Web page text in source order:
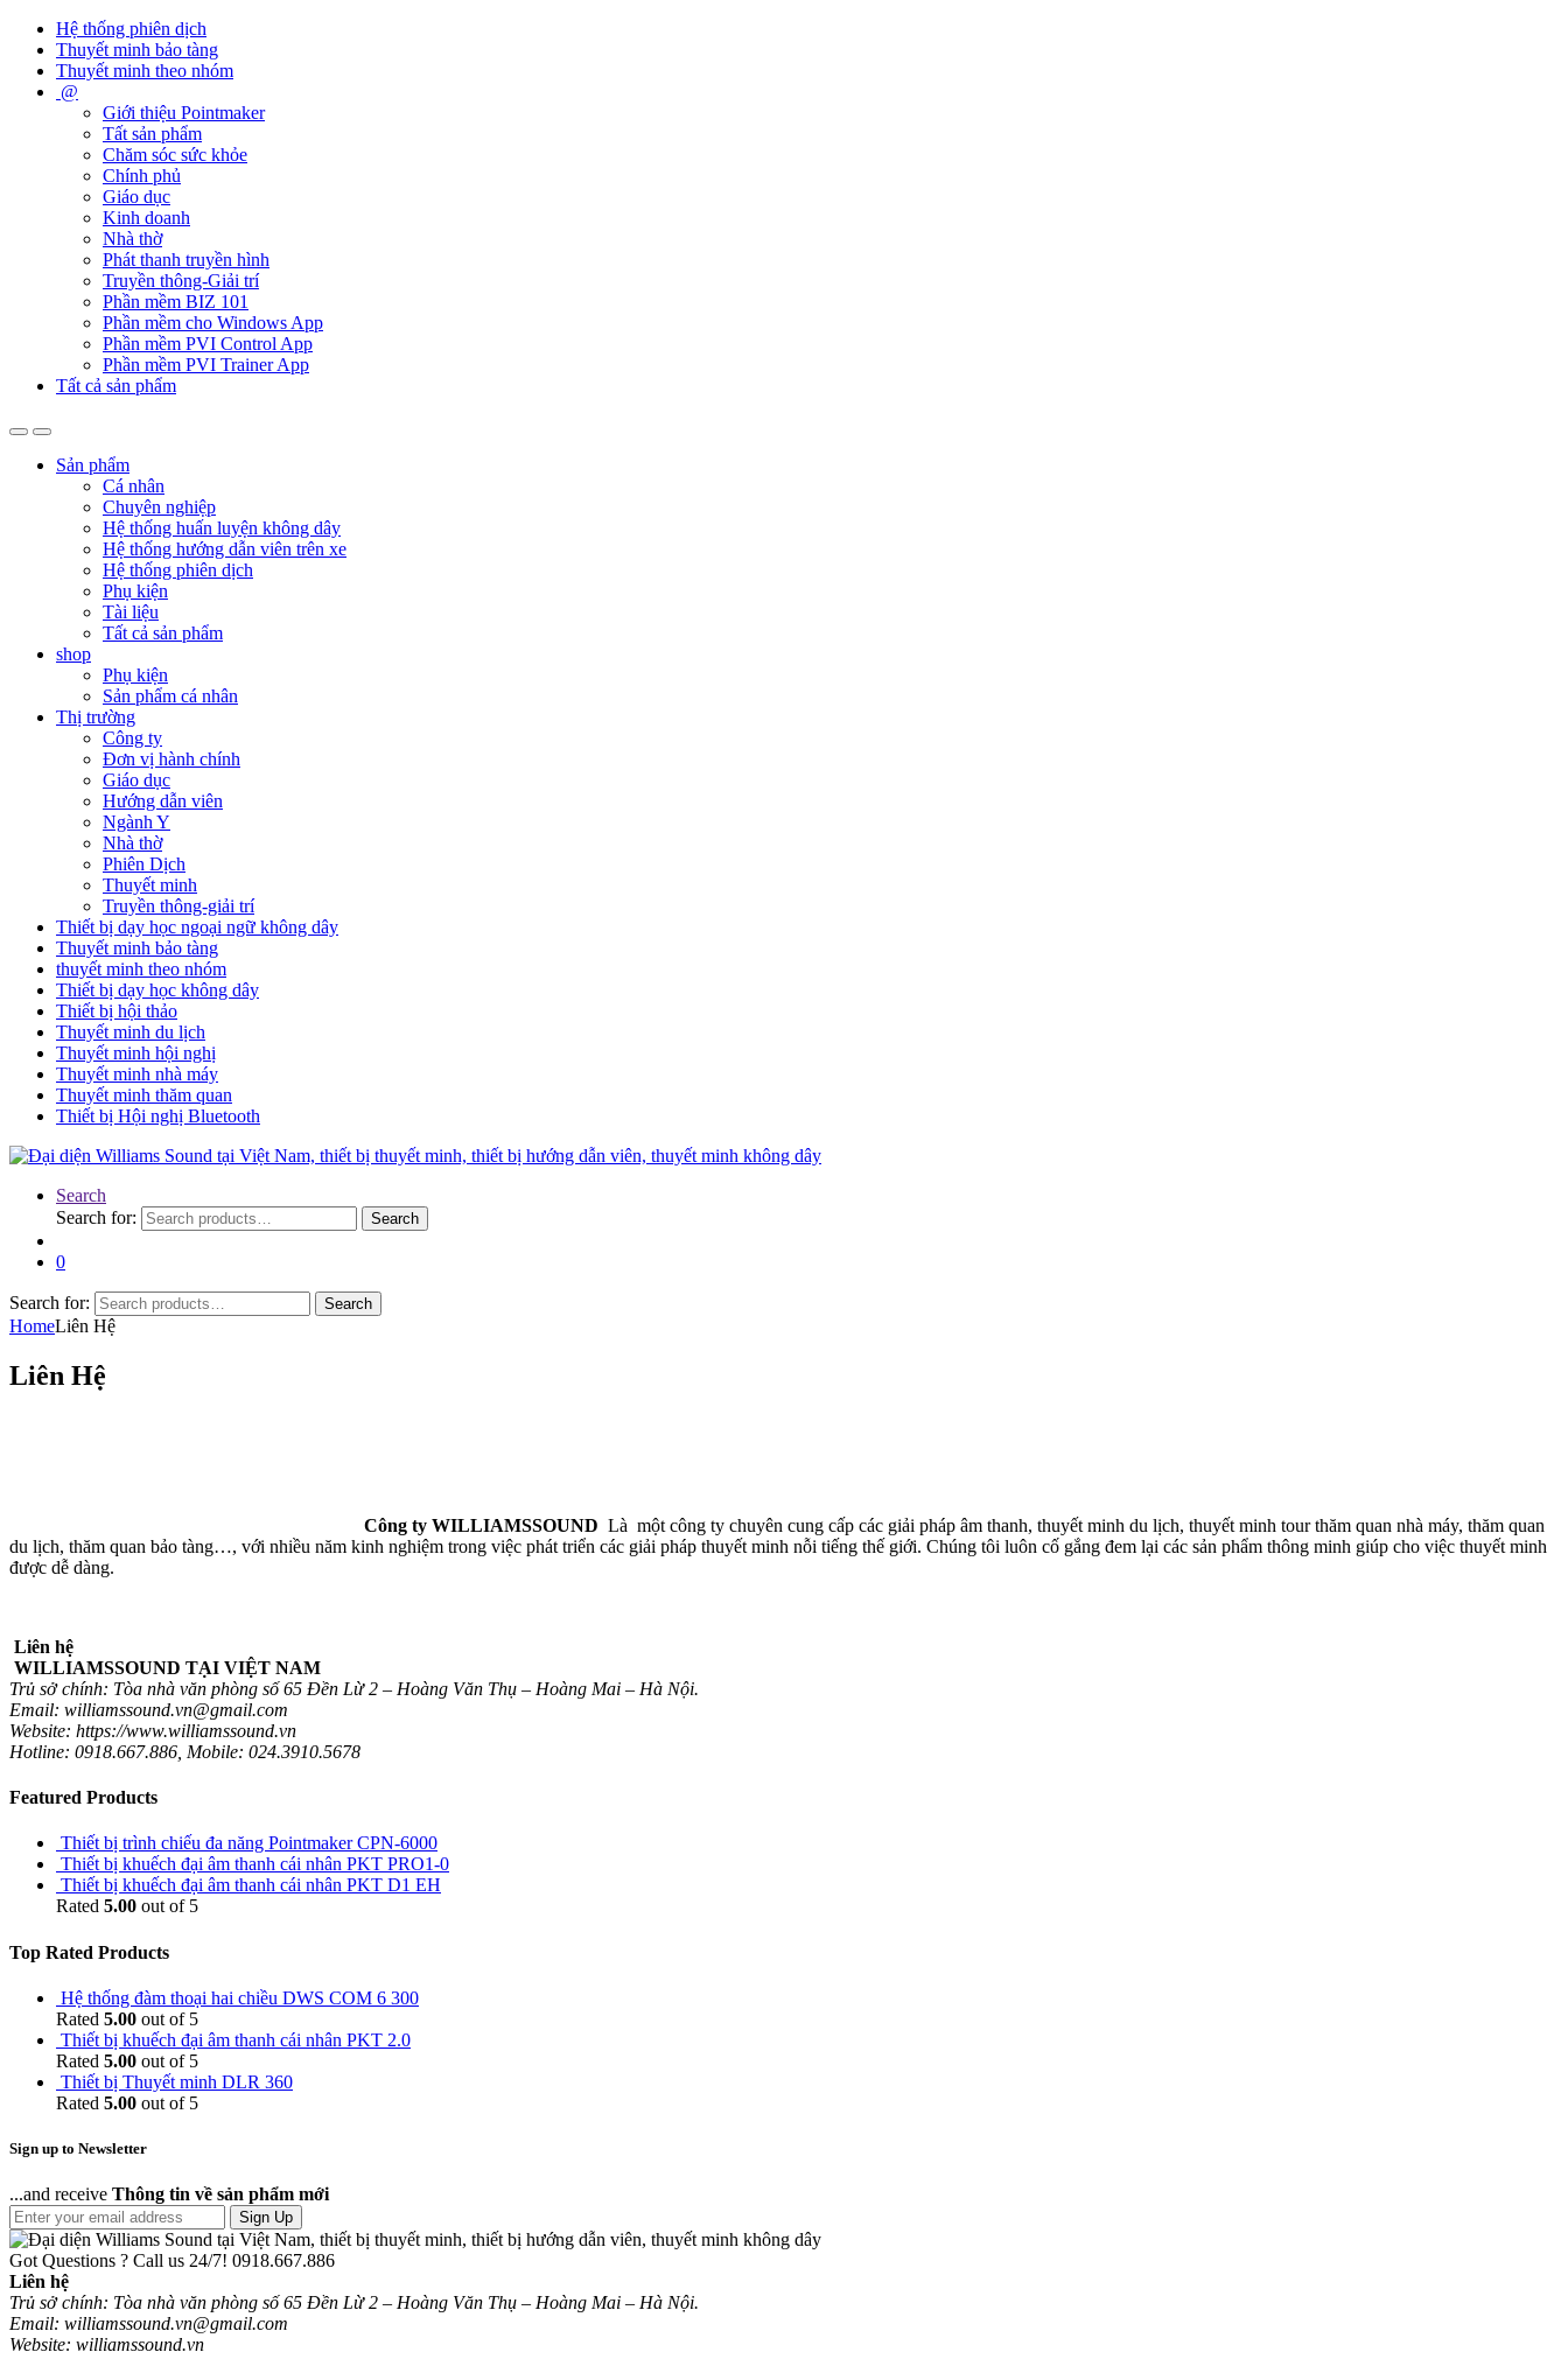
Hệ thống phiên dịch
Thuyết minh bảo tàng
Thuyết minh theo nhóm
@
Giới thiệu Pointmaker
Tất sản phẩm
Chăm sóc sức khỏe
Chính phủ
Giáo dục
Kinh doanh
Nhà thờ
Phát thanh truyền hình
Truyền thông-Giải trí
Phần mềm BIZ 101
Phần mềm cho Windows App
Phần mềm PVI Control App
Phần mềm PVI Trainer App
Tất cả sản phẩm
Sản phẩm
Cá nhân
Chuyên nghiệp
Hệ thống huấn luyện không dây
Hệ thống hướng dẫn viên trên xe
Hệ thống phiên dịch
Phụ kiện
Tài liệu
Tất cả sản phẩm
shop
Phụ kiện
Sản phẩm cá nhân
Thị trường
Công ty
Đơn vị hành chính
Giáo dục
Hướng dẫn viên
Ngành Y
Nhà thờ
Phiên Dịch
Thuyết minh
Truyền thông-giải trí
Thiết bị dạy học ngoại ngữ không dây
Thuyết minh bảo tàng
thuyết minh theo nhóm
Thiết bị dạy học không dây
Thiết bị hội thảo
Thuyết minh du lịch
Thuyết minh hội nghị
Thuyết minh nhà máy
Thuyết minh thăm quan
Thiết bị Hội nghị Bluetooth
Search
Search for:
Search
0
Search for: Search
HomeLiên Hệ
Liên Hệ
Công ty WILLIAMSSOUND Là một công ty chuyên cung cấp các giải pháp âm thanh, thuyết minh du lịch, thuyết minh tour thăm quan nhà máy, thăm quan
du lịch, thăm quan bảo tàng…, với nhiều năm kinh nghiệm trong việc phát triển các giải pháp thuyết minh nỗi tiếng thế giới. Chúng tôi luôn cố gắng đem lại các sản phẩm thông minh giúp cho việc thuyết minh
được dễ dàng.
Liên hệ
WILLIAMSSOUND TẠI VIỆT NAM
Trủ sở chính: Tòa nhà văn phòng số 65 Đền Lừ 2 – Hoàng Văn Thụ – Hoàng Mai – Hà Nội.
Email: williamssound.vn@gmail.com
Website: https://www.williamssound.vn
Hotline: 0918.667.886, Mobile: 024.3910.5678
Featured Products
Thiết bị trình chiếu đa năng Pointmaker CPN-6000
Thiết bị khuếch đại âm thanh cái nhân PKT PRO1-0
Thiết bị khuếch đại âm thanh cái nhân PKT D1 EH
Rated 5.00 out of 5
Top Rated Products
Hệ thống đàm thoại hai chiều DWS COM 6 300
Rated 5.00 out of 5
Thiết bị khuếch đại âm thanh cái nhân PKT 2.0
Rated 5.00 out of 5
Thiết bị Thuyết minh DLR 360
Rated 5.00 out of 5
Sign up to Newsletter
...and receive Thông tin về sản phẩm mới
Sign Up
Got Questions ? Call us 24/7! 0918.667.886
Liên hệ
Trủ sở chính: Tòa nhà văn phòng số 65 Đền Lừ 2 – Hoàng Văn Thụ – Hoàng Mai – Hà Nội.
Email: williamssound.vn@gmail.com
Website: williamssound.vn